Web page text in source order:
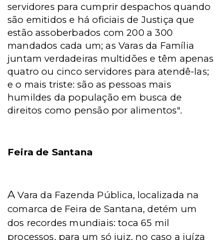
servidores para cumprir despachos quando
são emitidos e há oficiais de Justiça que
estão assoberbados com 200 a 300
mandados cada um; as Varas da Família
juntam verdadeiras multidões e têm apenas
quatro ou cinco servidores para atendê-las;
e o mais triste: são as pessoas mais
humildes da população em busca de
direitos como pensão por alimentos".
Feira de Santana
A Vara da Fazenda Pública, localizada na
comarca de Feira de Santana, detém um
dos recordes mundiais: toca 65 mil
processos, para um só juiz, no caso a juíza